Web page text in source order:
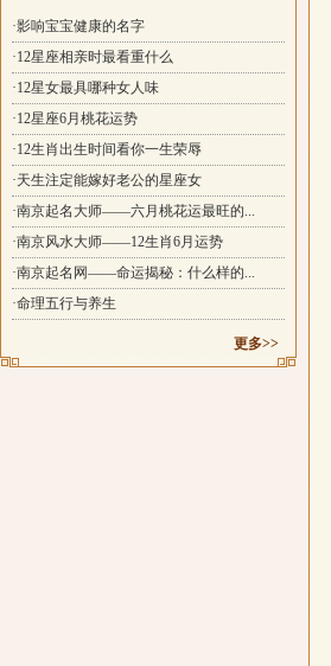
·影响宝宝健康的名字
·12星座相亲时最看重什么
·12星女最具哪种女人味
·12星座6月桃花运势
·12生肖出生时间看你一生荣辱
·天生注定能嫁好老公的星座女
·南京起名大师——六月桃花运最旺的...
·南京风水大师——12生肖6月运势
·南京起名网——命运揭秘：什么样的...
·命理五行与养生
更多>>